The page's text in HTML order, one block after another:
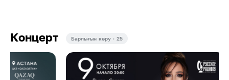
Концерт Барлығын көру · 25